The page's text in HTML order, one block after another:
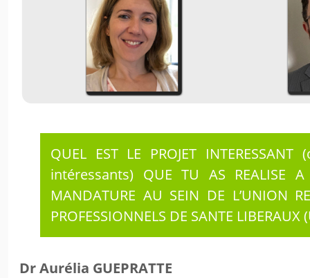
QUEL EST LE PROJET
intéressants) QUE TU AS REALISE A
MANDATURE AU SEIN DE L’UNION
PROFESSIONNELS DE SANTE LIBERAUX
Dr Aurélia GUEPRATTE